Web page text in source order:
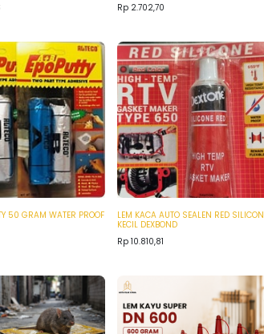
Rp 2.702,70
50 GRAM WATER PROOF
LEM KACA AUTO SEALEN RED SILICON
KECIL DEXBOND
Rp 10.810,81